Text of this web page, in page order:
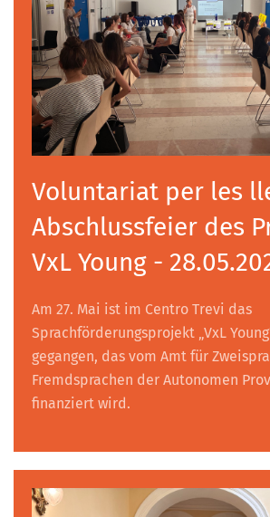
Voluntariat per les
Abschlussfeier des
VxL Young -
Am 27. Mai ist im Centro Trevi das
Sprachförderungsprojekt „VxL
gegangen, das vom Amt für
Fremdsprachen der Autonomen
finanziert wird.